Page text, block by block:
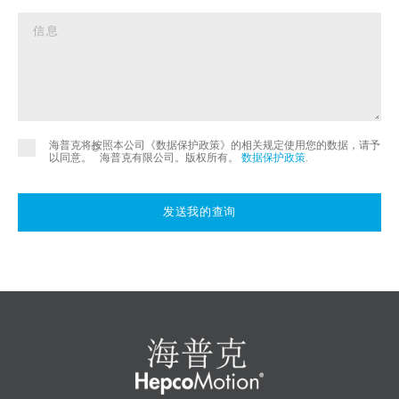
海普克将按照本公司《数据保护政策》的相关规定使用您的数据，请予
以同意。
©
海普克有限公司。版权所有。 数据保护政策
发送我的查询